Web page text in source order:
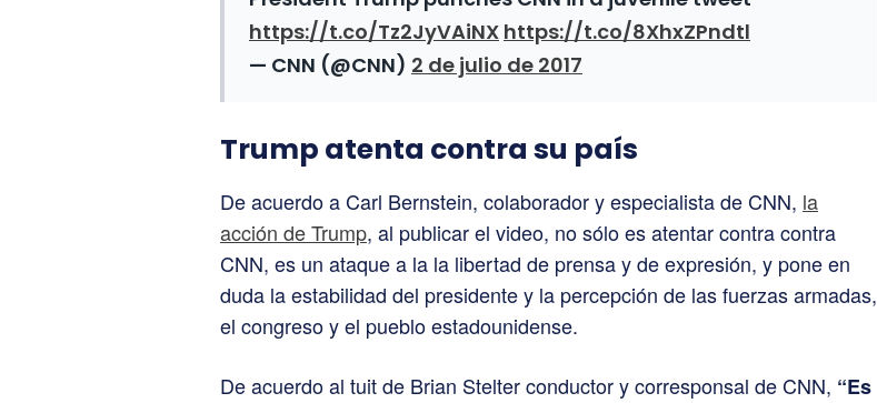
https://t.co/Tz2JyVAiNX https://t.co/8XhxZPndtl
— CNN (@CNN) 2 de julio de 2017
Trump atenta contra su país
De acuerdo a Carl Bernstein, colaborador y especialista de CNN, la
acción de Trump, al publicar el video, no sólo es atentar contra contra
CNN, es un ataque a la la libertad de prensa y de expresión, y pone en
duda la estabilidad del presidente y la percepción de las fuerzas armadas,
el congreso y el pueblo estadounidense.
De acuerdo al tuit de Brian Stelter conductor y corresponsal de CNN, “Es